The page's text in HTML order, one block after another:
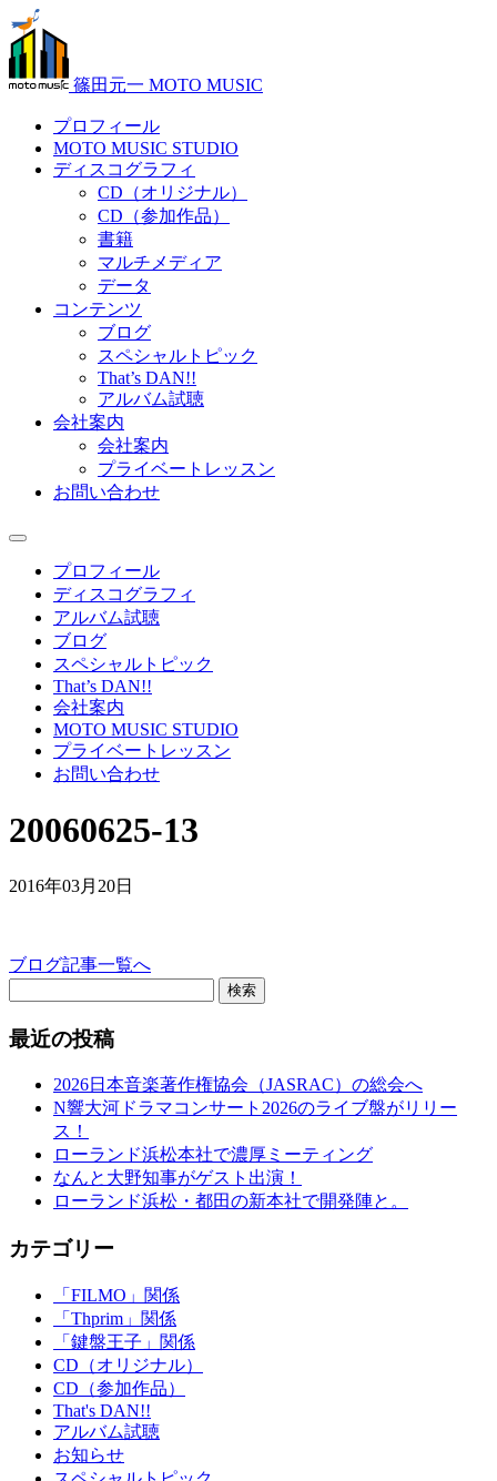
篠田元一 MOTO MUSIC
プロフィール
MOTO MUSIC STUDIO
ディスコグラフィ
CD（オリジナル）
CD（参加作品）
書籍
マルチメディア
データ
コンテンツ
ブログ
スペシャルトピック
That’s DAN!!
アルバム試聴
会社案内
会社案内
プライベートレッスン
お問い合わせ
プロフィール
ディスコグラフィ
アルバム試聴
ブログ
スペシャルトピック
That’s DAN!!
会社案内
MOTO MUSIC STUDIO
プライベートレッスン
お問い合わせ
20060625-13
2016年03月20日
ブログ記事一覧へ
検索
最近の投稿
2026日本音楽著作権協会（JASRAC）の総会へ
N響大河ドラマコンサート2026のライブ盤がリリー
ス！
ローランド浜松本社で濃厚ミーティング
なんと大野知事がゲスト出演！
ローランド浜松・都田の新本社で開発陣と。
カテゴリー
「FILMO」関係
「Thprim」関係
「鍵盤王子」関係
CD（オリジナル）
CD（参加作品）
That's DAN!!
アルバム試聴
お知らせ